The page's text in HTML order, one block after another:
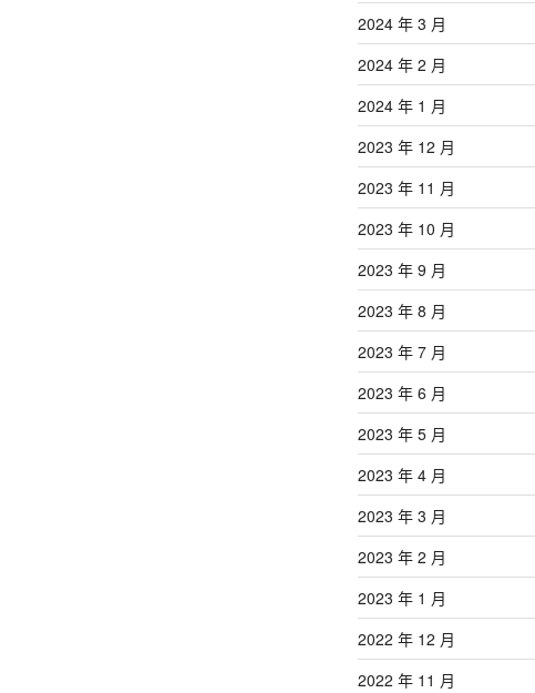
2024 年 3 月
2024 年 2 月
2024 年 1 月
2023 年 12 月
2023 年 11 月
2023 年 10 月
2023 年 9 月
2023 年 8 月
2023 年 7 月
2023 年 6 月
2023 年 5 月
2023 年 4 月
2023 年 3 月
2023 年 2 月
2023 年 1 月
2022 年 12 月
2022 年 11 月